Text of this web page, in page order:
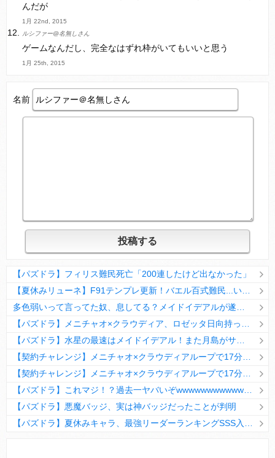
んだが
1月 22nd, 2015
ルシファー@名無しさん
ゲームなんだし、完全なはずれ枠がいてもいいと思う
1月 25th, 2015
名前
【パズドラ】フィリス難民死亡「200連したけど出なかった」
【パズドラ】悪魔バッジ、実は神バッジだったことが判明